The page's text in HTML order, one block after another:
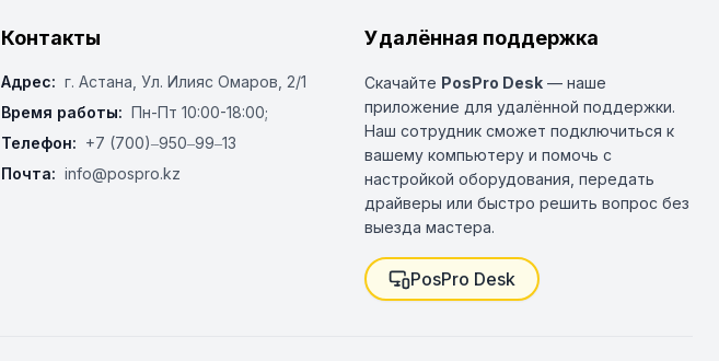
Контакты
Адрес: г. Астана, ​Ул. Илияс Омаров, 2/1
Время работы: Пн-Пт 10:00-18:00;
Телефон: +7 (700)‒950‒99‒13
Почта: info@pospro.kz
Удалённая поддержка
Скачайте PosPro Desk — наше
приложение для удалённой поддержки.
Наш сотрудник сможет подключиться к
вашему компьютеру и помочь с
настройкой оборудования, передать
драйверы или быстро решить вопрос без
выезда мастера.
PosPro Desk